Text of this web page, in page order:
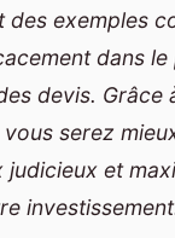
des exemples
dans
devis. Grâce
serez
judicieux et